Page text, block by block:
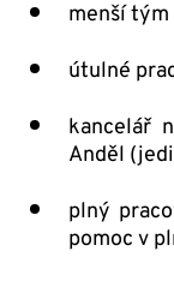
menší
útulné
kancelář
Anděl
plný
pomoc v